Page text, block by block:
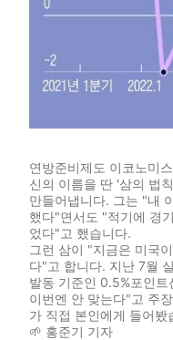
연방준비제도 이코노미
신의 이름을 딴 '삼의 법
만들어냅니다. 그는 "내
했다"면서도 "적기에 경
었다"고 했습니다.
그런 삼이 "지금은 미국
다"고 합니다. 지난 7월
발동 기준인 0.5%포인
이번엔 안 맞는다"고 주
가 직접 본인에게 들어봤
🌱 홍준기 기자